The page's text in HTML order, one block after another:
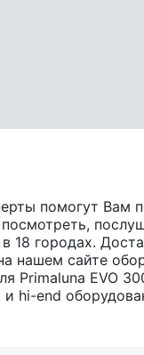
помогут Вам
в 18 городах.
нашем сайте
Primaluna EVO
hi-end